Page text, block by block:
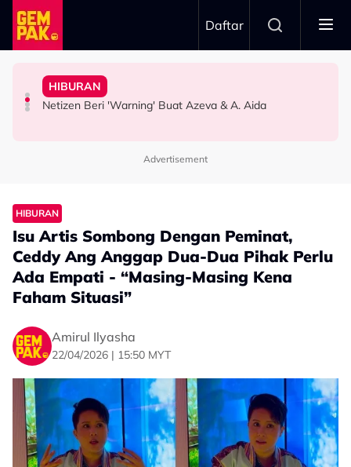
Skip to main content
Daftar
Bawa Anak Ke Klinik, Syasya Rizal Terkejut Dikenali
Doktor
HIBURAN
Netizen Beri 'Warning' Buat Azeva & A. Aida
Kilauan Emas Selebriti: Fazlina Ahmad Daud Elak Nyanyi
Lagu Ogy, Tak Mahu Ada Perbandingan - "Saya Tak Nak
Orang Cakap..."
Sanggup ‘Battle’ Beli Tiket Gema Bumantara, Noraniza
Idris: “Masa Dapat Call, Ingat Jemput Jadi Penonton”
Advertisement
HIBURAN
Isu Artis Sombong Dengan Peminat,
Ceddy Ang Anggap Dua-Dua Pihak Perlu
Ada Empati - “Masing-Masing Kena
Faham Situasi”
Amirul Ilyasha
22/04/2026 | 15:50 MYT